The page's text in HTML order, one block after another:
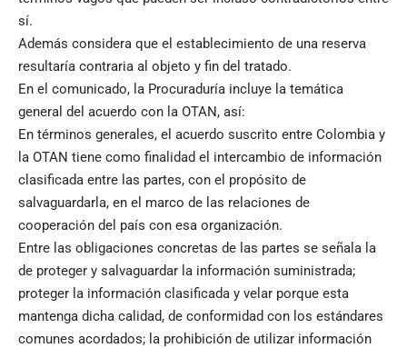
sí.
Además considera que el establecimiento de una reserva
resultaría contraria al objeto y fin del tratado.
En el comunicado, la Procuraduría incluye la temática
general del acuerdo con la OTAN, así:
En términos generales, el acuerdo suscrito entre Colombia y
la OTAN tiene como finalidad el intercambio de información
clasificada entre las partes, con el propósito de
salvaguardarla, en el marco de las relaciones de
cooperación del país con esa organización.
Entre las obligaciones concretas de las partes se señala la
de proteger y salvaguardar la información suministrada;
proteger la información clasificada y velar porque esta
mantenga dicha calidad, de conformidad con los estándares
comunes acordados; la prohibición de utilizar información